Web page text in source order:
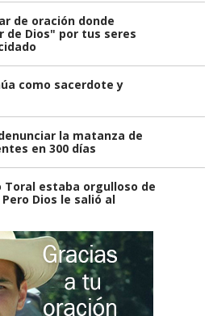
de oración donde
de Dios" por tus seres
como sacerdote y
la matanza de
en 300 días
estaba orgulloso de
Dios le salió al